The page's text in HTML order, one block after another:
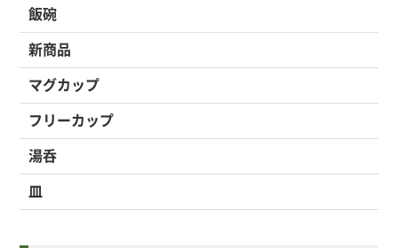
飯碗
新商品
マグカップ
フリーカップ
湯呑
皿